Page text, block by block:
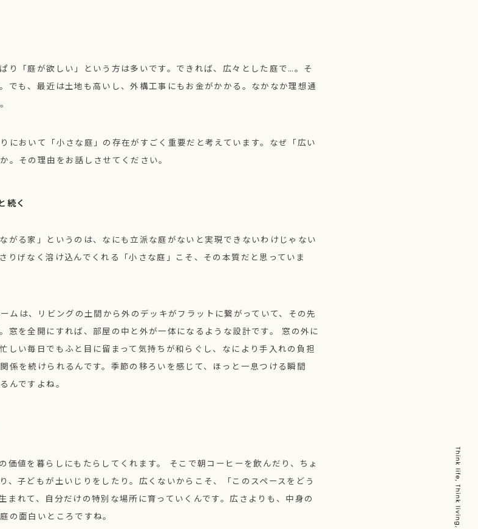
り「庭が欲しい」という方は多いです。できれば、広々とした庭で…。そ
でも、最近は土地も高いし、外構工事にもお金がかかる。なかなか理想通
において「小さな庭」の存在がすごく重要だと考えています。なぜ「広い
。その理由をお話しさせてください。
続く
がる家」というのは、なにも立派な庭がないと実現できないわけじゃない
りげなく溶け込んでくれる「小さな庭」こそ、その本質だと思っていま
ムは、リビングの土間から外のデッキがフラットに繋がっていて、その先
窓を全開にすれば、部屋の中と外が一体になるような設計です。 窓の外に
しい毎日でもふと目に留まって気持ちが和らぐし、なにより手入れの負担
係を続けられるんです。季節の移ろいを感じて、ほっと一息つける瞬間
んですよね。
価値を暮らしにもたらしてくれます。 そこで朝コーヒーを飲んだり、ちょ
、子どもが土いじりをしたり。広くないからこそ、「このスペースをどう
まれて、自分だけの特別な場所に育っていくんです。広さよりも、中身の
の面白いところですね。